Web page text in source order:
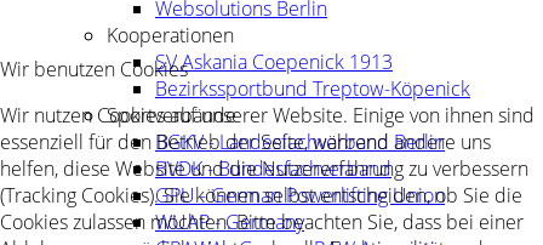
Websolutions Berlin
Kooperationen
SV Askania Coepenick 1913
Bezirkssportbund Treptow-Köpenick
Sportverbände
BGKV - Landesfachverband Berlin
BVDK - Bundesfachverband
GPU - German Powerlifting Union
WUAP - Germany
Wir benutzen Cookies
Wir nutzen Cookies auf unserer Website. Einige von ihnen sind
essenziell für den Betrieb der Seite, während andere uns
helfen, diese Website und die Nutzererfahrung zu verbessern
(Tracking Cookies). Sie können selbst entscheiden, ob Sie die
Cookies zulassen möchten. Bitte beachten Sie, dass bei einer